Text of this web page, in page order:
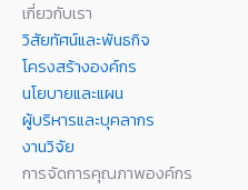
เกี่ยวกับเรา
วิสัยทัศน์และพันธกิจ
โครงสร้างองค์กร
นโยบายและแผน
ผู้บริหารและบุคลากร
งานวิจัย
การจัดการคุณภาพองค์กร